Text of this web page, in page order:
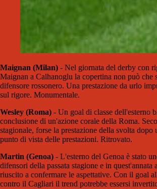
Maignan (Milan) - Nel giornata del derby con
Maignan a Calhanoglu la copertina non può che
difensore rossonero. Una prestazione da urlo
sul rigore. Monumentale.
Wesley (Roma) - Un goal di classe dell'esterno
conclusione di un'azione corale della Roma.
stagionale, forse la prestazione della svolta dopo
punto di vista delle prestazioni. Ritrovato.
Martin (Genoa) - L'esterno del Genoa è stato
difensori della passata stagione e in quest'annata
riuscito a confermare le aspettative. Con il goal
contro il Cagliari il trend potrebbe essersi